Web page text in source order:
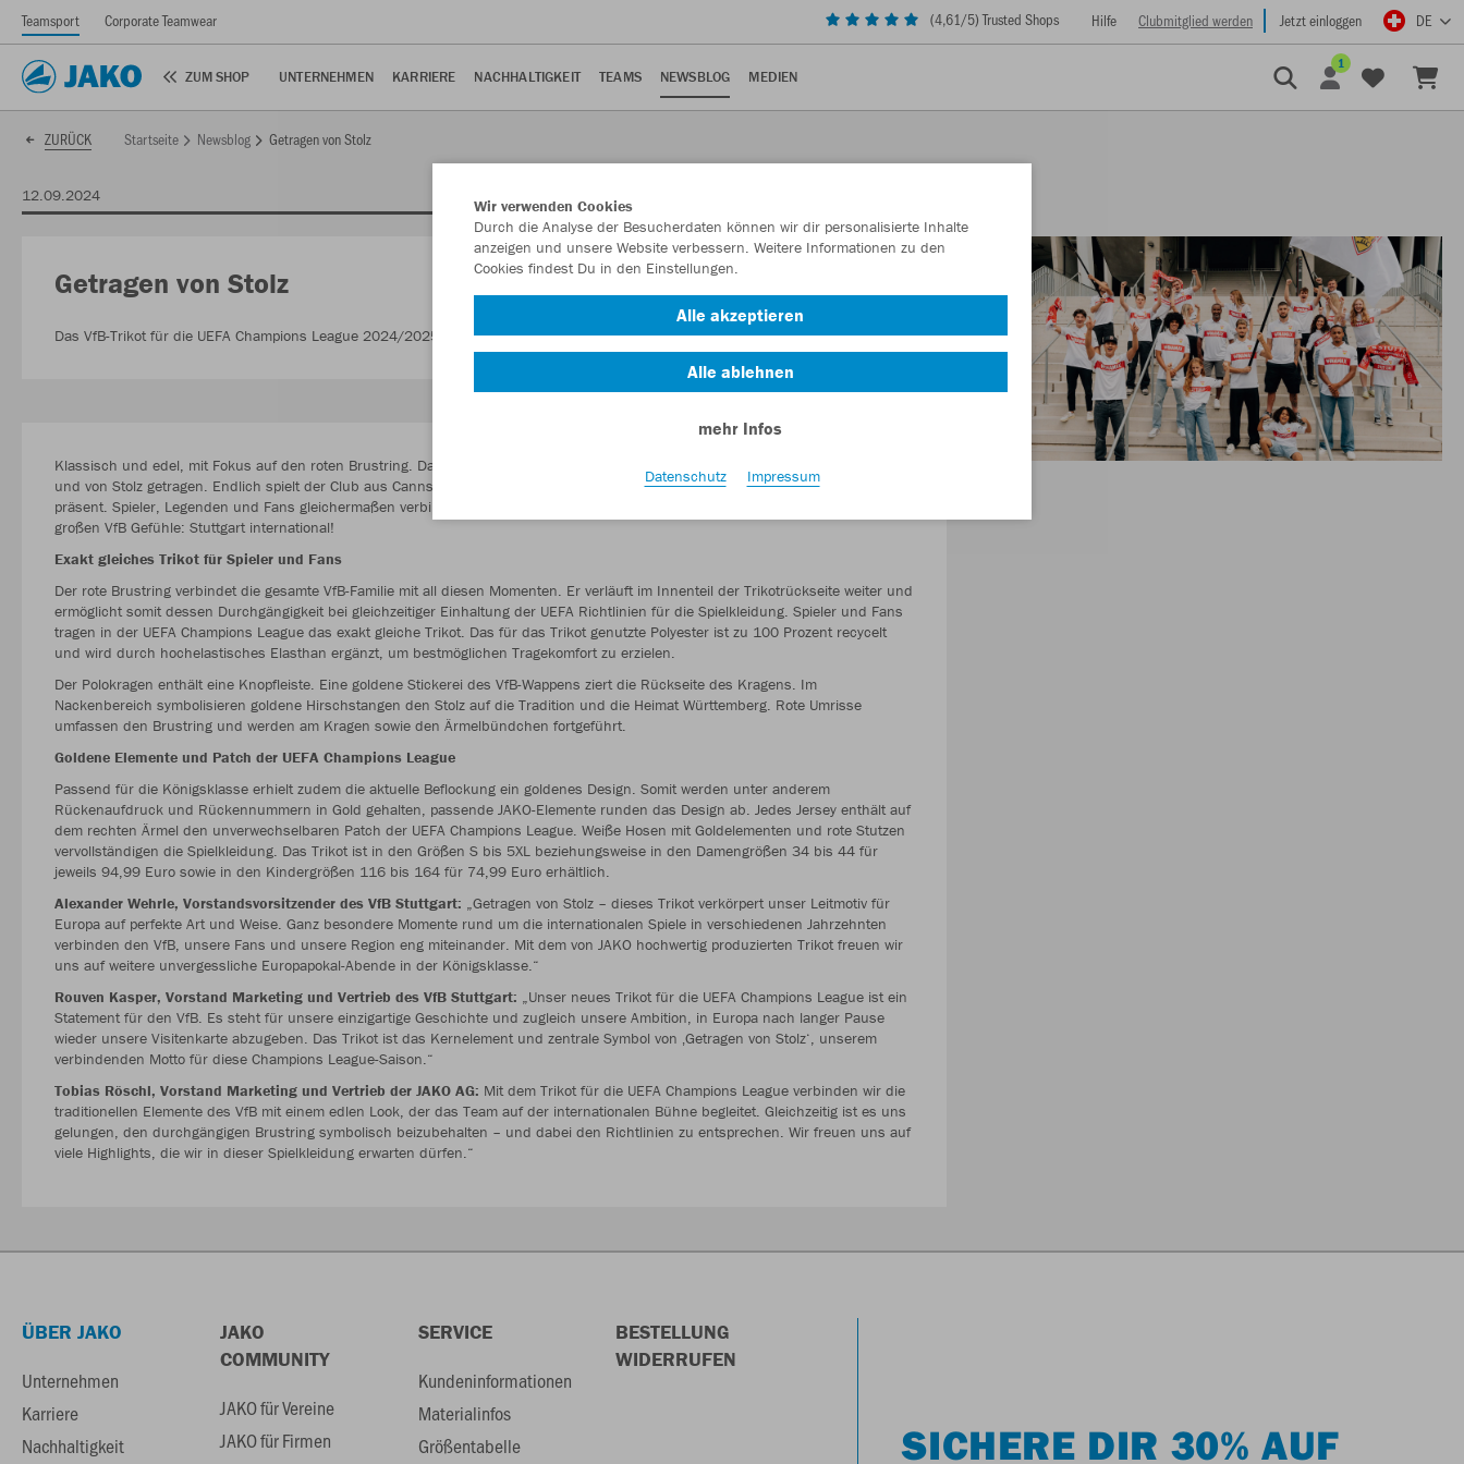
Teamsport Corporate Teamwear (4,61/5) Trusted Shops Hilfe Clubmitglied werden Jetzt einloggen DE
ZUM SHOP UNTERNEHMEN KARRIERE NACHHALTIGKEIT TEAMS NEWSBLOG MEDIEN
1
ZURÜCK Startseite Newsblog Getragen von Stolz
12.09.2024
Getragen von Stolz
Das VfB-Trikot für die UEFA Champions League 2024/2025. Mit dem Brustring durch Europa.
Klassisch und edel, mit Fokus auf den roten Brustring. Das neue Trikot des VfB Stuttgart für die UEFA Champions League wird mit
und von Stolz getragen. Endlich spielt der Club aus Cannstatt wieder international, endlich ist der Brustring wieder in ganz Europa
präsent. Spieler, Legenden und Fans gleichermaßen verbinden mit dem bevorstehenden Auftritt in der Königsklasse die ganz
großen VfB Gefühle: Stuttgart international!
Exakt gleiches Trikot für Spieler und Fans
Der rote Brustring verbindet die gesamte VfB-Familie mit all diesen Momenten. Er verläuft im Innenteil der Trikotrückseite weiter und
ermöglicht somit dessen Durchgängigkeit bei gleichzeitiger Einhaltung der UEFA Richtlinien für die Spielkleidung. Spieler und Fans
tragen in der UEFA Champions League das exakt gleiche Trikot. Das für das Trikot genutzte Polyester ist zu 100 Prozent recycelt
und wird durch hochelastisches Elasthan ergänzt, um bestmöglichen Tragekomfort zu erzielen.
Der Polokragen enthält eine Knopfleiste. Eine goldene Stickerei des VfB-Wappens ziert die Rückseite des Kragens. Im
Nackenbereich symbolisieren goldene Hirschstangen den Stolz auf die Tradition und die Heimat Württemberg. Rote Umrisse
umfassen den Brustring und werden am Kragen sowie den Ärmelbündchen fortgeführt.
Goldene Elemente und Patch der UEFA Champions League
Passend für die Königsklasse erhielt zudem die aktuelle Beflockung ein goldenes Design. Somit werden unter anderem
Rückenaufdruck und Rückennummern in Gold gehalten, passende JAKO-Elemente runden das Design ab. Jedes Jersey enthält auf
dem rechten Ärmel den unverwechselbaren Patch der UEFA Champions League. Weiße Hosen mit Goldelementen und rote Stutzen
vervollständigen die Spielkleidung. Das Trikot ist in den Größen S bis 5XL beziehungsweise in den Damengrößen 34 bis 44 für
jeweils 94,99 Euro sowie in den Kindergrößen 116 bis 164 für 74,99 Euro erhältlich.
Alexander Wehrle, Vorstandsvorsitzender des VfB Stuttgart: „Getragen von Stolz – dieses Trikot verkörpert unser Leitmotiv für
Europa auf perfekte Art und Weise. Ganz besondere Momente rund um die internationalen Spiele in verschiedenen Jahrzehnten
verbinden den VfB, unsere Fans und unsere Region eng miteinander. Mit dem von JAKO hochwertig produzierten Trikot freuen wir
uns auf weitere unvergessliche Europapokal-Abende in der Königsklasse.“
Rouven Kasper, Vorstand Marketing und Vertrieb des VfB Stuttgart: „Unser neues Trikot für die UEFA Champions League ist ein
Statement für den VfB. Es steht für unsere einzigartige Geschichte und zugleich unsere Ambition, in Europa nach langer Pause
wieder unsere Visitenkarte abzugeben. Das Trikot ist das Kernelement und zentrale Symbol von ‚Getragen von Stolz‘, unserem
verbindenden Motto für diese Champions League-Saison.“
Tobias Röschl, Vorstand Marketing und Vertrieb der JAKO AG: Mit dem Trikot für die UEFA Champions League verbinden wir die
traditionellen Elemente des VfB mit einem edlen Look, der das Team auf der internationalen Bühne begleitet. Gleichzeitig ist es uns
gelungen, den durchgängigen Brustring symbolisch beizubehalten – und dabei den Richtlinien zu entsprechen. Wir freuen uns auf
viele Highlights, die wir in dieser Spielkleidung erwarten dürfen.“
ÜBER JAKO
Unternehmen
Karriere
Nachhaltigkeit
JAKO
COMMUNITY
JAKO für Vereine
JAKO für Firmen
SERVICE
Kundeninformationen
Materialinfos
Größentabelle
BESTELLUNG
WIDERRUFEN
SICHERE DIR 30% AUF
Wir verwenden Cookies
Durch die Analyse der Besucherdaten können wir dir personalisierte Inhalte
anzeigen und unsere Website verbessern. Weitere Informationen zu den
Cookies findest Du in den Einstellungen.
Alle akzeptieren
Alle ablehnen
mehr Infos
Datenschutz Impressum